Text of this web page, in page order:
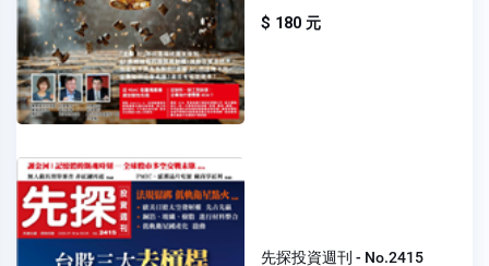
$ 180 元
先探投資週刊 - No.2415